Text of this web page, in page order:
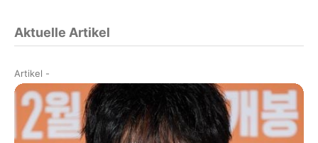
Aktuelle Artikel
Artikel -